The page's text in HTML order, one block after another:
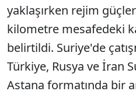
yaklaşırken rejim
kilometre mesafedeki
belirtildi. Suriye'de
Türkiye, Rusya ve İran
Astana formatında bir